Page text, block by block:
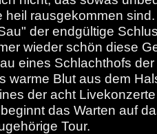
heil rausgekommen
der endgültige
wieder schön diese
eines Schlachthofs
warme Blut aus dem
der acht
das Warten auf
Tour.